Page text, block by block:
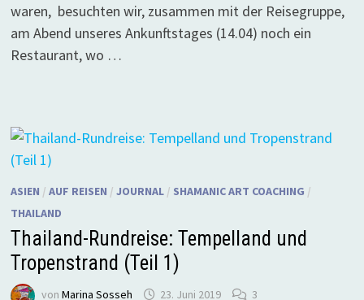
waren, besuchten wir, zusammen mit der Reisegruppe,
am Abend unseres Ankunftstages (14.04) noch ein
Restaurant, wo …
ASIEN / AUF REISEN / JOURNAL/ SHAMANIC ART COACHING /
THAILAND
Thailand-Rundreise: Tempelland und
Tropenstrand (Teil 1)
von Marina Sosseh 23. Juni 2019 3